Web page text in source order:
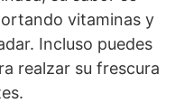
vitaminas y
Incluso puedes
realzar su frescura